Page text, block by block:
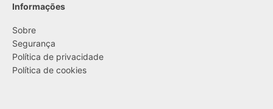
Informações
Sobre
Segurança
Política de privacidade
Política de cookies